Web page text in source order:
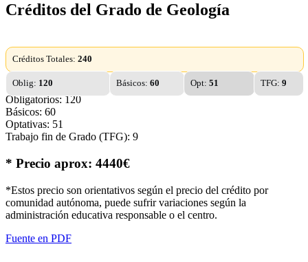
Créditos del Grado de Geología
Créditos Totales: 240
Oblig: 120 Básicos:60 Opt:51 TFG: 9
Obligatorios: 120
Básicos: 60
Optativas: 51
Trabajo fin de Grado (TFG): 9
* Precio aprox: 4440€
*Estos precio son orientativos según el precio del crédito por
comunidad autónoma, puede sufrir variaciones según la
administración educativa responsable o el centro.
Fuente en PDF